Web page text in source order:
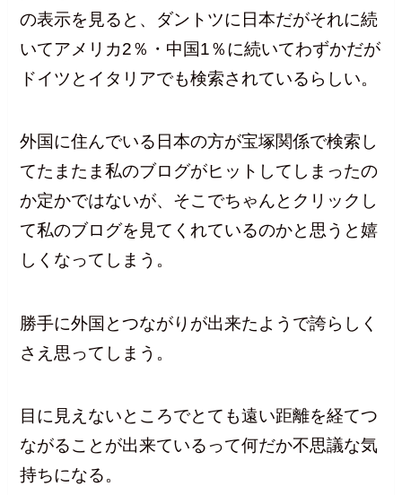
の表示を見ると、ダントツに日本だがそれに続
いてアメリカ2％・中国1％に続いてわずかだが
ドイツとイタリアでも検索されているらしい。
外国に住んでいる日本の方が宝塚関係で検索し
てたまたま私のブログがヒットしてしまったの
か定かではないが、そこでちゃんとクリックし
て私のブログを見てくれているのかと思うと嬉
しくなってしまう。
勝手に外国とつながりが出来たようで誇らしく
さえ思ってしまう。
目に見えないところでとても遠い距離を経てつ
ながることが出来ているって何だか不思議な気
持ちになる。